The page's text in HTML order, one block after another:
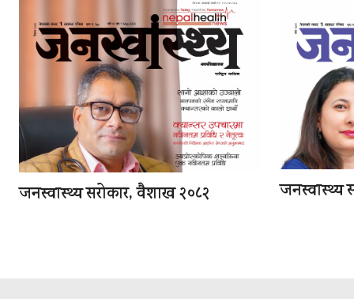
जनस्वास्थ्य सरोकार, वैशाख २०८२ जनस्वास्थ्य